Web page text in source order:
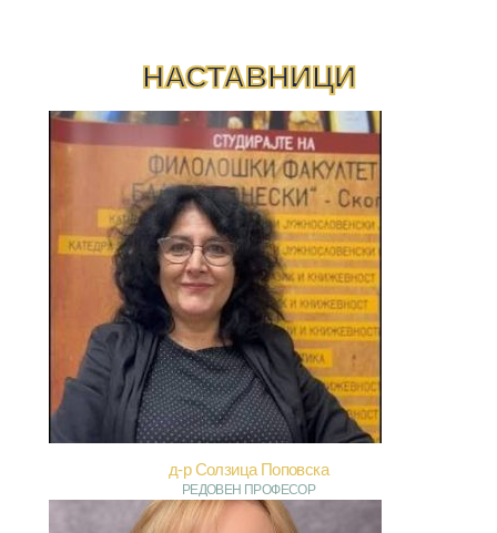
НАСТАВНИЦИ
д-р Солзица Поповска
РЕДОВЕН ПРОФЕСОР